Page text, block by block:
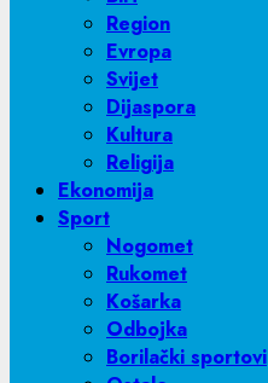
Region
Evropa
Svijet
Dijaspora
Kultura
Religija
Ekonomija
Sport
Nogomet
Rukomet
Košarka
Odbojka
Borilački sportovi